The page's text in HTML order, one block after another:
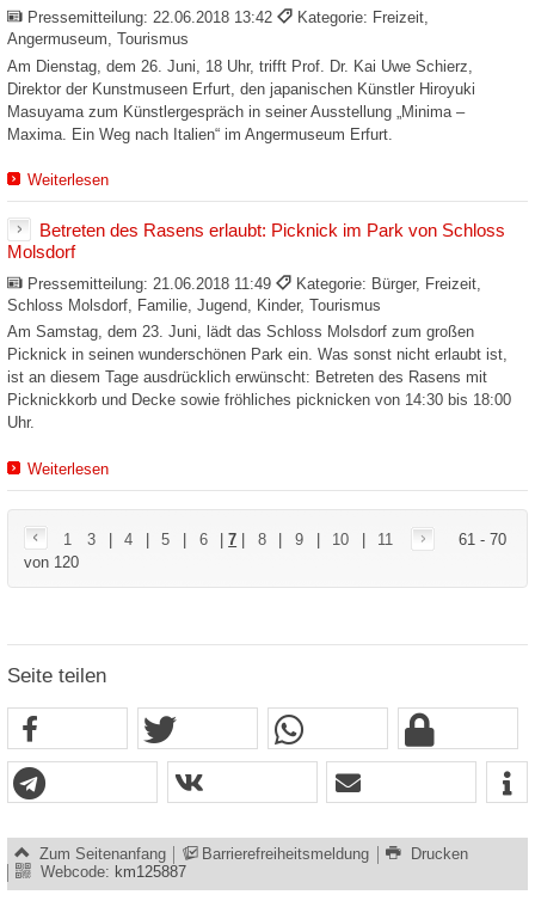
Pressemitteilung: 22.06.2018 13:42
Kategorie: Freizeit,
Angermuseum, Tourismus
Am Dienstag, dem 26. Juni, 18 Uhr, trifft Prof. Dr. Kai Uwe Schierz,
Direktor der Kunstmuseen Erfurt, den japanischen Künstler Hiroyuki
Masuyama zum Künstlergespräch in seiner Ausstellung „Minima –
Maxima. Ein Weg nach Italien“ im Angermuseum Erfurt.
Weiterlesen
Betreten des Rasens erlaubt: Picknick im Park von Schloss
Molsdorf
Pressemitteilung: 21.06.2018 11:49
Kategorie: Bürger, Freizeit,
Schloss Molsdorf, Familie, Jugend, Kinder, Tourismus
Am Samstag, dem 23. Juni, lädt das Schloss Molsdorf zum großen
Picknick in seinen wunderschönen Park ein. Was sonst nicht erlaubt ist,
ist an diesem Tage ausdrücklich erwünscht: Betreten des Rasens mit
Picknickkorb und Decke sowie fröhliches picknicken von 14:30 bis 18:00
Uhr.
Weiterlesen
1 3 4 5 6 |7 8 9 10 11
61 - 70
von 120
Seite teilen
Zum Seitenanfang Barrierefreiheitsmeldung
Drucken
Webcode: km125887